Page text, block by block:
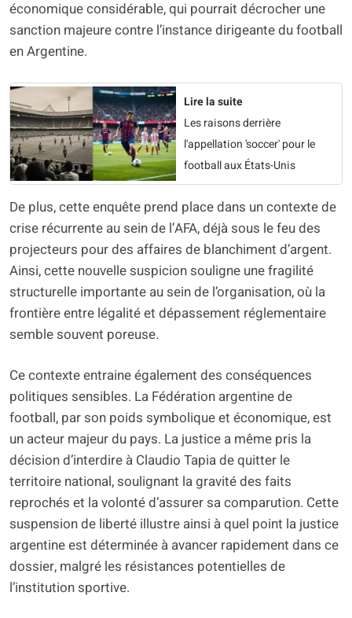
économique considérable, qui pourrait décrocher une
sanction majeure contre l’instance dirigeante du football
en Argentine.
Lire la suite
Les raisons derrière
l'appellation 'soccer' pour le
football aux États-Unis
De plus, cette enquête prend place dans un contexte de
crise récurrente au sein de l’AFA, déjà sous le feu des
projecteurs pour des affaires de blanchiment d’argent.
Ainsi, cette nouvelle suspicion souligne une fragilité
structurelle importante au sein de l’organisation, où la
frontière entre légalité et dépassement réglementaire
semble souvent poreuse.
Ce contexte entraine également des conséquences
politiques sensibles. La Fédération argentine de
football, par son poids symbolique et économique, est
un acteur majeur du pays. La justice a même pris la
décision d’interdire à Claudio Tapia de quitter le
territoire national, soulignant la gravité des faits
reprochés et la volonté d’assurer sa comparution. Cette
suspension de liberté illustre ainsi à quel point la justice
argentine est déterminée à avancer rapidement dans ce
dossier, malgré les résistances potentielles de
l’institution sportive.